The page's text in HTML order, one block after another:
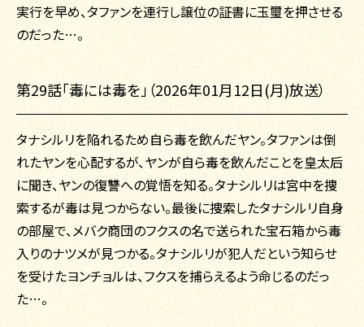
実行を早め、タファンを連行し譲位の証書に玉璽を押させる
のだった…。
第29話「毒には毒を」（2026年01月12日(月)放送）
タナシルリを陥れるため自ら毒を飲んだヤン。タファンは倒
れたヤンを心配するが、ヤンが自ら毒を飲んだことを皇太后
に聞き、ヤンの復讐への覚悟を知る。タナシルリは宮中を捜
索するが毒は見つからない。最後に捜索したタナシルリ自身
の部屋で、メバク商団のフクスの名で送られた宝石箱から毒
入りのナツメが見つかる。タナシルリが犯人だという知らせ
を受けたヨンチョルは、フクスを捕らえるよう命じるのだっ
た…。